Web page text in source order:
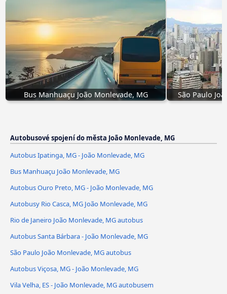
Bus Manhuaçu João Monlevade, MG São Paulo
Autobusové spojení do města João Monlevade, MG
Autobus Ipatinga, MG - João Monlevade, MG
Bus Manhuaçu João Monlevade, MG
Autobus Ouro Preto, MG - João Monlevade, MG
Autobusy Rio Casca, MG João Monlevade, MG
Rio de Janeiro João Monlevade, MG autobus
Autobus Santa Bárbara - João Monlevade, MG
São Paulo João Monlevade, MG autobus
Autobus Viçosa, MG - João Monlevade, MG
Vila Velha, ES - João Monlevade, MG autobusem